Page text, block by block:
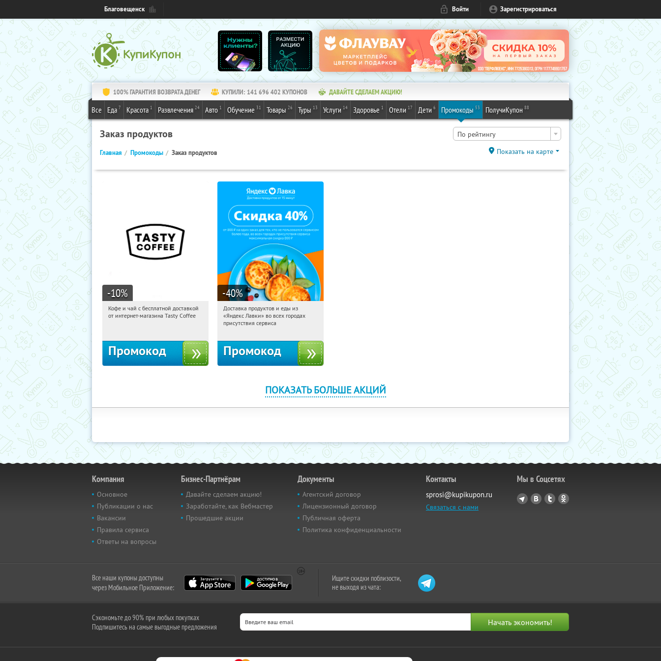
Благовещенск Войти Зарегистрироваться
100% ГАРАНТИЯ ВОЗВРАТА ДЕНЕГ КУПИЛИ: 141 696 402 КУПОНОВ ДАВАЙТЕ СДЕЛАЕМ АКЦИЮ!
Все Еда 7 Красота 1 Развлечения 24 Авто 1 Обучение 31 Товары 26 Туры 13 Услуги 14 Здоровье 1 Отели 17 Дети 6 Промокоды 53 ПолучиКупон 88
Заказ продуктов По рейтингу
Главная Промокоды Заказ продуктов Показать на карте
-10%
12:31:43
Получи первым!
Кофе и чай с бесплатной доставкой
от интернет-магазина Tasty Coffee
Промокод
-40%
12:31:43 Получили:
Россия
Доставка продуктов и еды из
«Яндекс Лавки» во всех городах
присутствия сервиса
Промокод
ПОКАЗАТЬ БОЛЬШЕ АКЦИЙ
Компания
Основное
Публикации о нас
Вакансии
Правила сервиса
Ответы на вопросы
Бизнес-Партнёрам
Давайте сделаем акцию!
Заработайте, как Вебмастер
Прошедшие акции
Документы
Агентский договор
Лицензионный договор
Публичная оферта
Политика конфиденциальности
Контакты
sprosi@kupikupon.ru
Связаться с нами
Мы в Соцсетях
Все наши купоны доступны
через Мобильное Приложение:
Ищите скидки поблизости,
не выходя из чата:
Сэкономьте до 90% при любых покупках
Подпишитесь на самые выгодные предложения